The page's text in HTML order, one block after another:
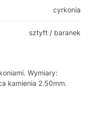
cyrkonia
sztyft / baranek
Wymiary:
kamienia 2.50mm.